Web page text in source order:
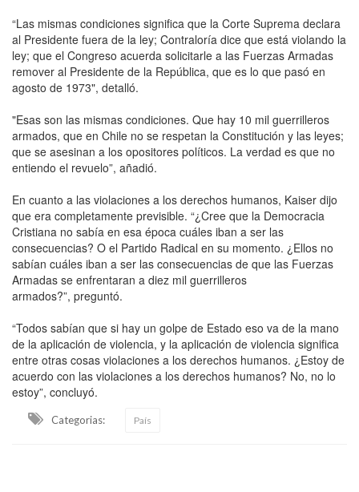
“Las mismas condiciones significa que la Corte Suprema declara
al Presidente fuera de la ley; Contraloría dice que está violando la
ley; que el Congreso acuerda solicitarle a las Fuerzas Armadas
remover al Presidente de la República, que es lo que pasó en
agosto de 1973", detalló.
"Esas son las mismas condiciones. Que hay 10 mil guerrilleros
armados, que en Chile no se respetan la Constitución y las leyes;
que se asesinan a los opositores políticos. La verdad es que no
entiendo el revuelo”, añadió.
En cuanto a las violaciones a los derechos humanos, Kaiser dijo
que era completamente previsible. “¿Cree que la Democracia
Cristiana no sabía en esa época cuáles iban a ser las
consecuencias? O el Partido Radical en su momento. ¿Ellos no
sabían cuáles iban a ser las consecuencias de que las Fuerzas
Armadas se enfrentaran a diez mil guerrilleros
armados?”, preguntó.
“Todos sabían que si hay un golpe de Estado eso va de la mano
de la aplicación de violencia, y la aplicación de violencia significa
entre otras cosas violaciones a los derechos humanos. ¿Estoy de
acuerdo con las violaciones a los derechos humanos? No, no lo
estoy”, concluyó.
Categorias: País